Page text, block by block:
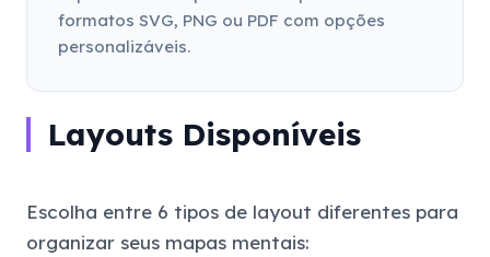
formatos SVG, PNG ou PDF com opções
personalizáveis.
Layouts Disponíveis
Escolha entre 6 tipos de layout diferentes para
organizar seus mapas mentais: